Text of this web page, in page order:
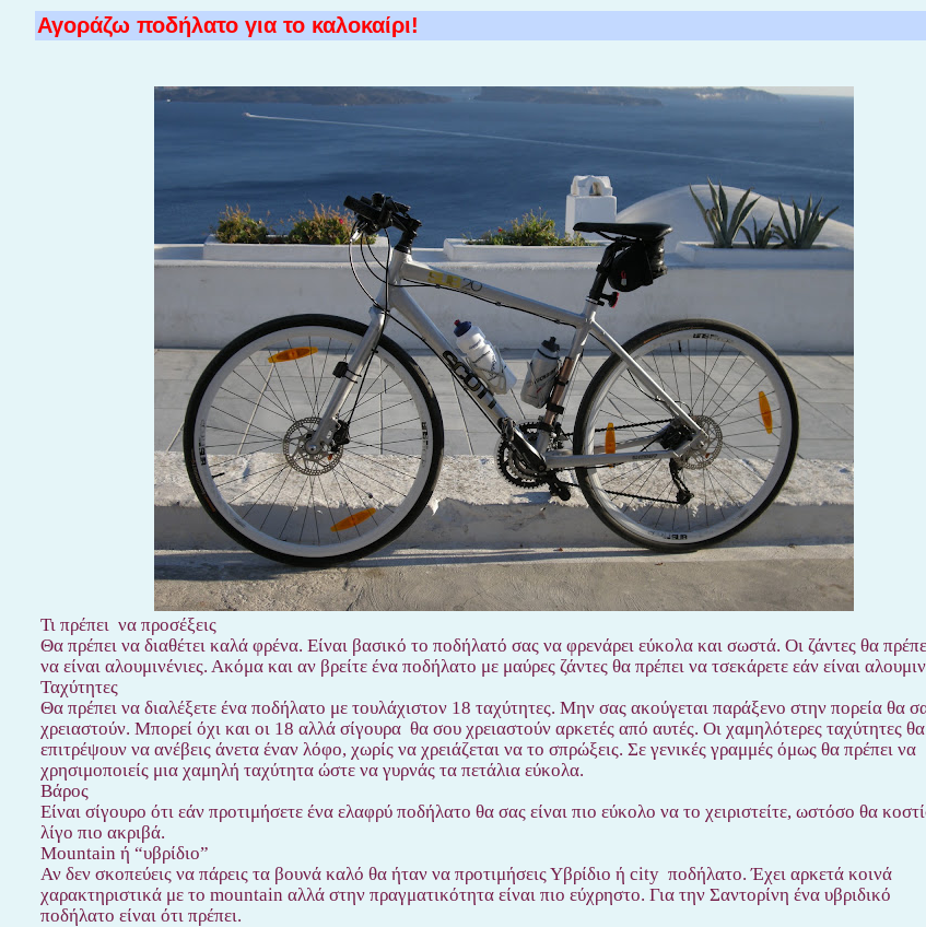
Αγοράζω ποδήλατο για το καλοκαίρι!
Τι πρέπει να προσέξεις
Θα πρέπει να διαθέτει καλά φρένα. Είναι βασικό το ποδήλατό σας να φρενάρει εύκολα και σωστά. Οι ζάντες θα
να είναι αλουμινένιες. Ακόμα και αν βρείτε ένα ποδήλατο με μαύρες ζάντες θα πρέπει να τσεκάρετε εάν είναι
Ταχύτητες
Θα πρέπει να διαλέξετε ένα ποδήλατο με τουλάχιστον 18 ταχύτητες. Μην σας ακούγεται παράξενο στην πορεία θα
χρειαστούν. Μπορεί όχι και οι 18 αλλά σίγουρα θα σου χρειαστούν αρκετές από αυτές. Οι χαμηλότερες ταχύτητες
επιτρέψουν να ανέβεις άνετα έναν λόφο, χωρίς να χρειάζεται να το σπρώξεις. Σε γενικές γραμμές όμως θα πρέπει να
χρησιμοποιείς μια χαμηλή ταχύτητα ώστε να γυρνάς τα πετάλια εύκολα.
Βάρος
Είναι σίγουρο ότι εάν προτιμήσετε ένα ελαφρύ ποδήλατο θα σας είναι πιο εύκολο να το χειριστείτε, ωστόσο θα
λίγο πιο ακριβά.
Mountain ή “υβρίδιο”
Αν δεν σκοπεύεις να πάρεις τα βουνά καλό θα ήταν να προτιμήσεις Υβρίδιο ή city ποδήλατο. Έχει αρκετά κοινά
χαρακτηριστικά με το mountain αλλά στην πραγματικότητα είναι πιο εύχρηστο. Για την Σαντορίνη ένα υβριδικό
ποδήλατο είναι ότι πρέπει.